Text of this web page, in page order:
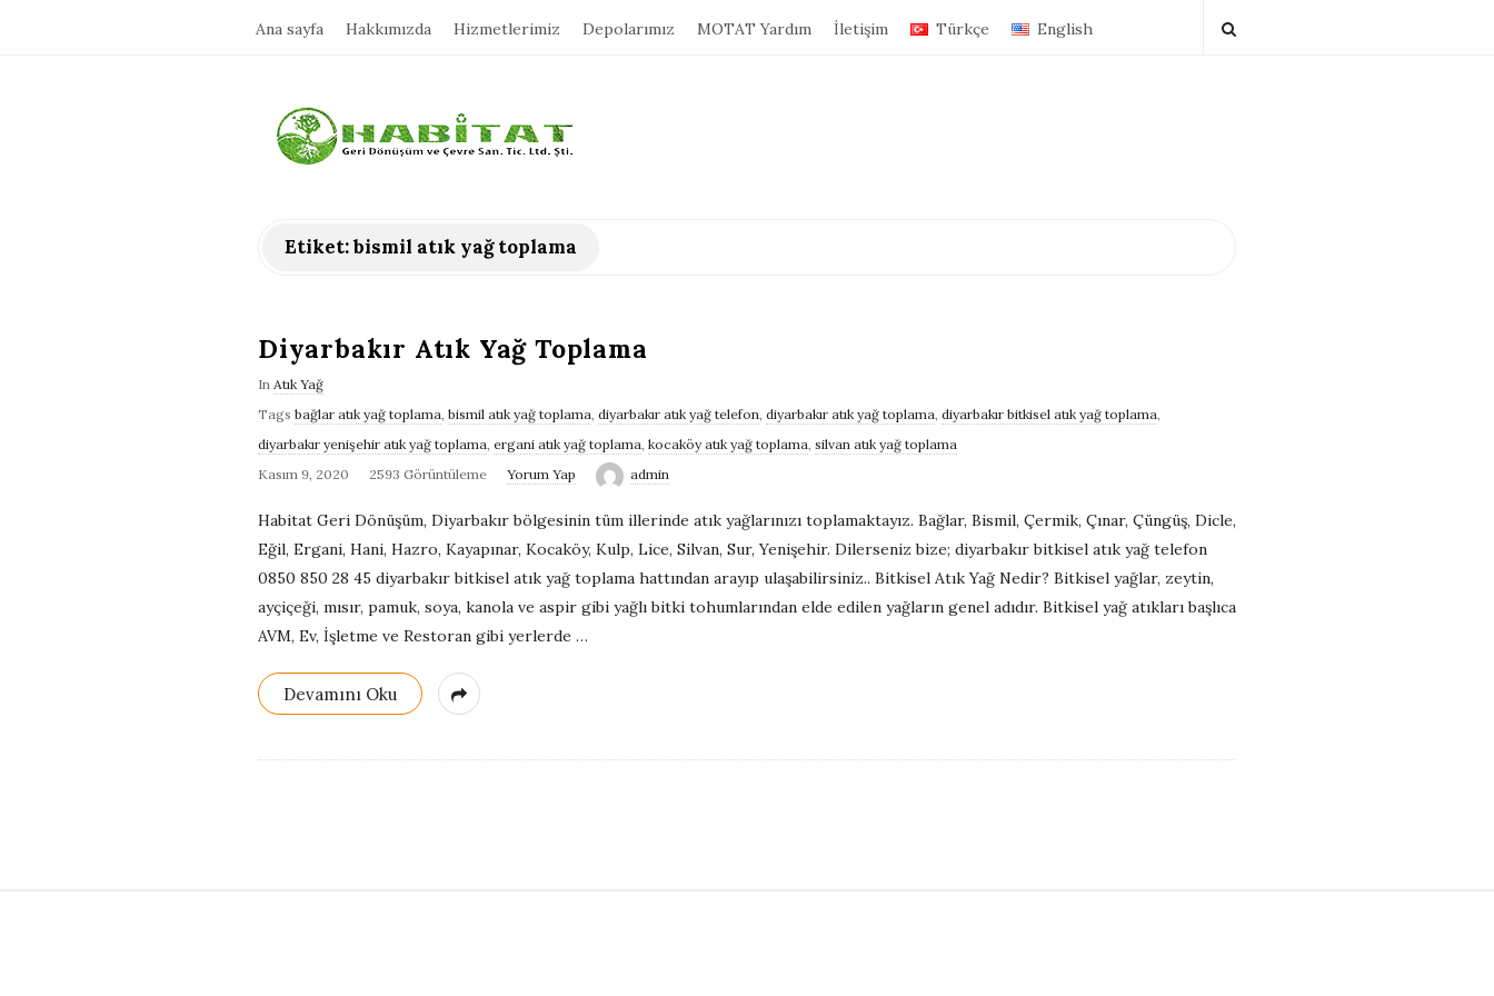
Ana sayfa Hakkımızda Hizmetlerimiz Depolarımız MOTAT Yardım İletişim Türkçe English
H
t
a
t
G
e
r
i
Etiket:bismil atık yağ toplama
Diyarbakır Atık Yağ Toplama
In Atık Yağ
Tags bağlar atık yağ toplama, bismil atık yağ toplama, diyarbakır atık yağ telefon, diyarbakır atık yağ toplama, diyarbakır bitkisel atık yağ toplama,
diyarbakır yenişehir atık yağ toplama, ergani atık yağ toplama, kocaköy atık yağ toplama, silvan atık yağ toplama
Kasım 9, 2020
2593 Görüntüleme Yorum Yap admin
Habitat Geri Dönüşüm, Diyarbakır bölgesinin tüm illerinde atık yağlarınızı toplamaktayız. Bağlar, Bismil, Çermik, Çınar, Çüngüş, Dicle,
Eğil, Ergani, Hani, Hazro, Kayapınar, Kocaköy, Kulp, Lice, Silvan, Sur, Yenişehir. Dilerseniz bize; diyarbakır bitkisel atık yağ telefon
0850 850 28 45 diyarbakır bitkisel atık yağ toplama hattından arayıp ulaşabilirsiniz.. Bitkisel Atık Yağ Nedir? Bitkisel yağlar, zeytin,
ayçiçeği, mısır, pamuk, soya, kanola ve aspir gibi yağlı bitki tohumlarından elde edilen yağların genel adıdır. Bitkisel yağ atıkları başlıca
AVM, Ev, İşletme ve Restoran gibi yerlerde …
Devamını Oku